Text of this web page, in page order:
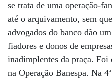
se trata de uma operação-
até o arquivamento, sem
advogados do banco dão
fiadores e donos de
inadimplentes da praça. Foi
na Operação Banespa. Na